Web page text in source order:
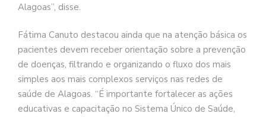
Alagoas”, disse.
Fátima Canuto destacou ainda que na atenção básica os
pacientes devem receber orientação sobre a prevenção
de doenças, filtrando e organizando o fluxo dos mais
simples aos mais complexos serviços nas redes de
saúde de Alagoas. “É importante fortalecer as ações
educativas e capacitação no Sistema Único de Saúde,